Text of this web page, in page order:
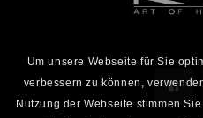
Um unsere Webseite für Sie
verbessern zu können,
Nutzung der Webseite stimmen